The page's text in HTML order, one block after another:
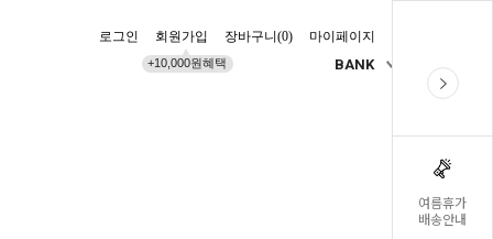
여름휴가
배송안내
로그인 회원가입
+10,000원혜택
장바구니(0) 마이페이지
BANK